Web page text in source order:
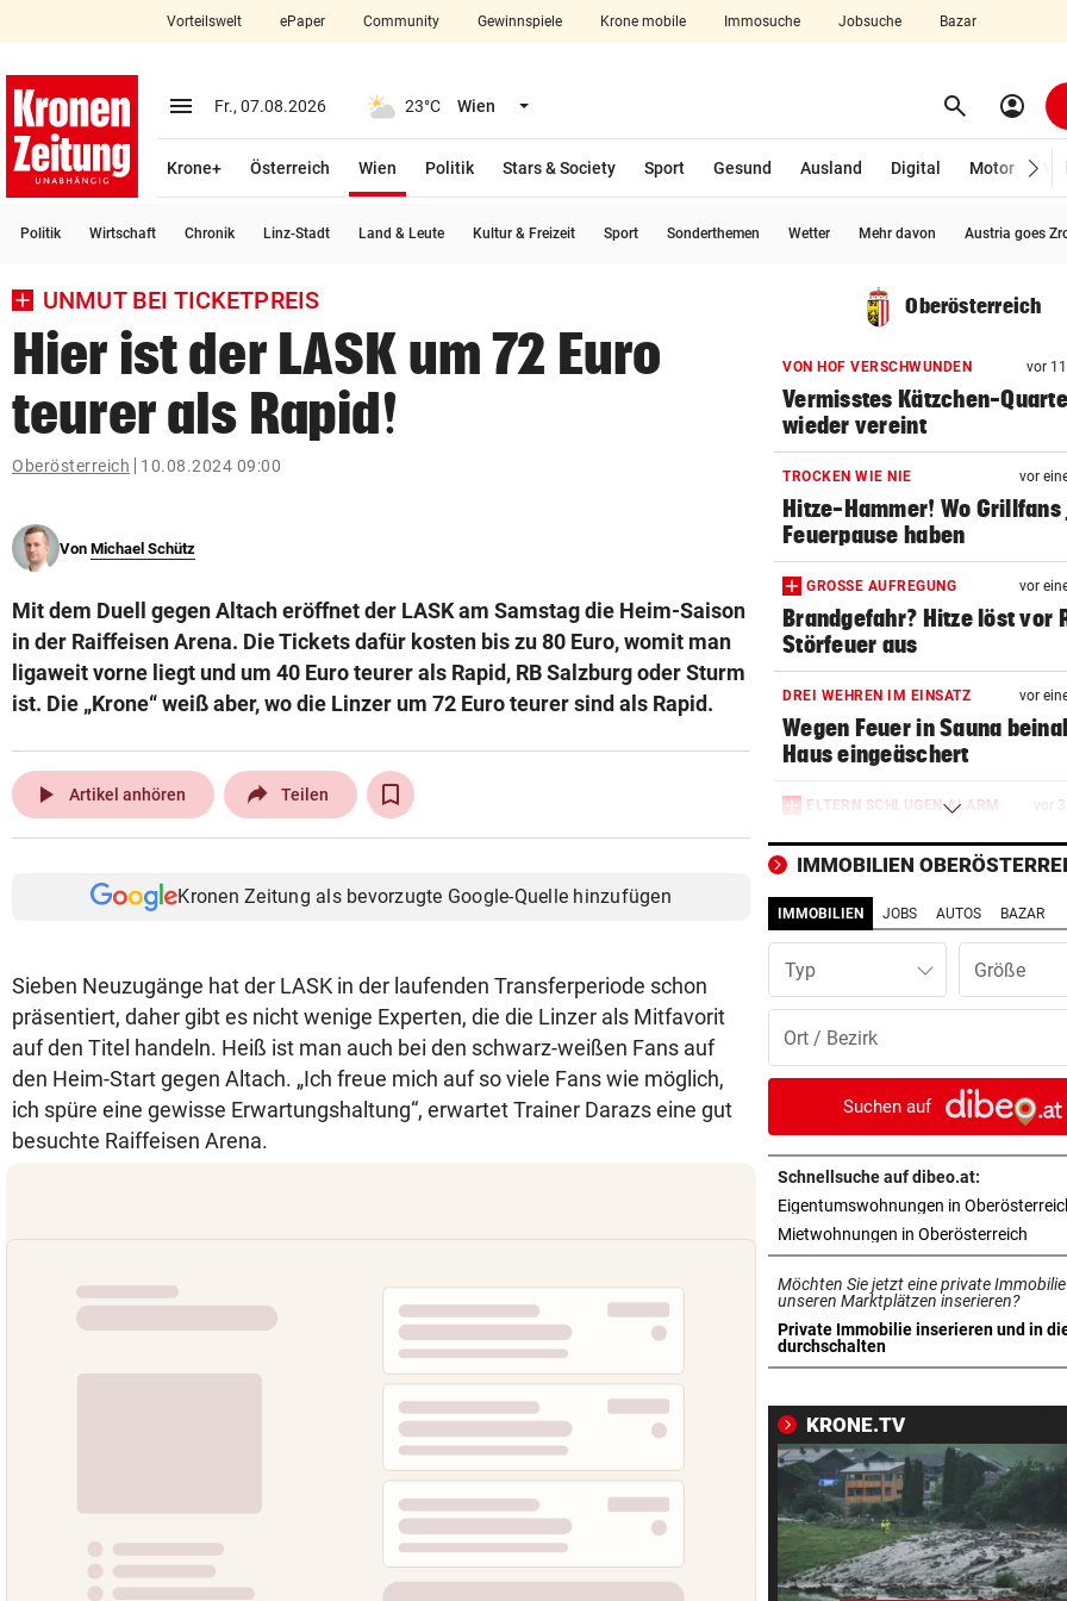
closeSchließen
account_circle Anmelden
arrow_right
bookmark
search
Suchbegriff
eingeben
© Krone Multimedia GmbH & Co KG 2026
Vorteilswelt ePaper Community Gewinnspiele Krone mobile Immosuche Jobsuche Bazar
menu Menü aufklappen
Fr., 07.08.2026 23°C Wien Menü aufklappen search Suchen
account_circle
Krone+ Österreich Wien
Politik
Stars & Society Sport Gesund Ausland Digital Motor
Politik Wirtschaft Chronik Linz-Stadt Land & Leute Kultur & Freizeit Sport Sonderthemen Wetter Mehr davon Austria goes
UNMUT BEI TICKETPREIS
Hier ist der LASK um 72 Euro
teurer als Rapid!
Oberösterreich 10.08.2024 09:00
Von Michael Schütz
Mit dem Duell gegen Altach eröffnet der LASK am Samstag die Heim-Saison
in der Raiffeisen Arena. Die Tickets dafür kosten bis zu 80 Euro, womit man
ligaweit vorne liegt und um 40 Euro teurer als Rapid, RB Salzburg oder Sturm
ist. Die „Krone“ weiß aber, wo die Linzer um 72 Euro teurer sind als Rapid.
play_arrow Artikel anhören Teilen
Kronen Zeitung als bevorzugte Google-Quelle hinzufügen
Sieben Neuzugänge hat der LASK in der laufenden Transferperiode schon
präsentiert, daher gibt es nicht wenige Experten, die die Linzer als Mitfavorit
auf den Titel handeln. Heiß ist man auch bei den schwarz-weißen Fans auf
den Heim-Start gegen Altach. „Ich freue mich auf so viele Fans wie möglich,
ich spüre eine gewisse Erwartungshaltung“, erwartet Trainer Darazs eine gut
besuchte Raiffeisen Arena.
Oberösterreich
VON HOF VERSCHWUNDEN vor
Vermisstes Kätzchen-
wieder vereint
TROCKEN WIE NIE vor
Hitze-Hammer! Wo
Feuerpause haben
GROSSE AUFREGUNG vor
Brandgefahr? Hitze löst vor
Störfeuer aus
DREI WEHREN IM EINSATZ vor
Wegen Feuer in Sauna
Haus eingeäschert
ELTERN SCHLUGEN ALARM vor
Lottogewinner schickte
Bilder an Teenager
DRAMATISCHE RETTUNG vor 12
„In der Wohnung war es
und stockfinster“
vor
Kollision mit Linienbus
STRASSENUMFRAGE vor
Linzer kämpfen aktuell gegen
heiße Temperaturen
ORTSCHEF SPRICHT vor 16
Was soll aus der ehemaligen
Konditorei werden?
LINZER KÜNSTLERIN:
klingende Beats entlockt
MOTTO FÜRS WOCHENENDE vor 18
Den Freiluftsommer in seiner
Reinkultur erleben
WOLLTE AUSWEICHEN vor
IMMOBILIEN
IMMOBILIEN JOBS AUTOS BAZAR
Typ
Suchen auf
Schnellsuche auf dibeo.at:
Eigentumswohnungen in
Mietwohnungen in Oberösterreich
Möchten Sie jetzt eine private
unseren Marktplätzen inserieren?
Private Immobilie inserieren und in
durchschalten
in neuem Tab öffnen
KRONE.TV